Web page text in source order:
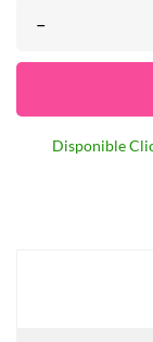
–
Disponible